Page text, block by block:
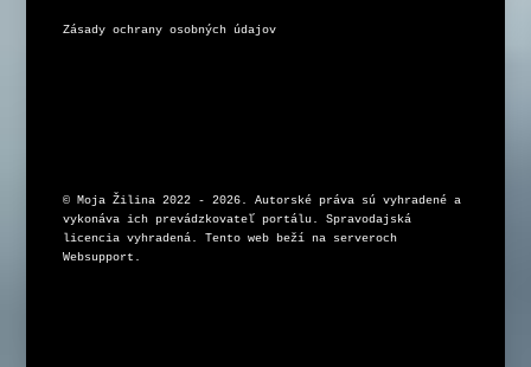
Zásady ochrany osobných údajov
© Moja Žilina 2022 - 2026. Autorské práva sú vyhradené a
vykonáva ich prevádzkovateľ portálu. Spravodajská
licencia vyhradená. Tento web beží na serveroch